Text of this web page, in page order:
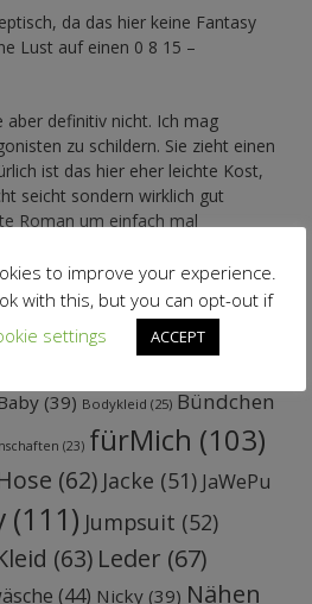
da das hier keine Fantasy
Lust auf einen 0 8 15 –
aber definitiv nicht. Ich mag
zu schildern. Sie zieht einen
ist das hier eher leichte Kost,
seicht sondern wirklich gut
Roman um einfach mal
(39) Bodykleid (25) Bündchen
(23) fürMich (103)
(62) Jacke (51) JaWePu
(111) Jumpsuit (52)
(63) Leder (67)
(44) Nicky (39) Nähen
to improve your experience.
with this, but you can opt-out if
settings ACCEPT